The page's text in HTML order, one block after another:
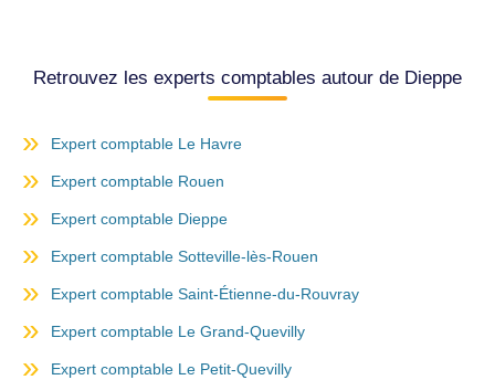
Retrouvez les experts comptables autour de Dieppe
Expert comptable Le Havre
Expert comptable Rouen
Expert comptable Dieppe
Expert comptable Sotteville-lès-Rouen
Expert comptable Saint-Étienne-du-Rouvray
Expert comptable Le Grand-Quevilly
Expert comptable Le Petit-Quevilly